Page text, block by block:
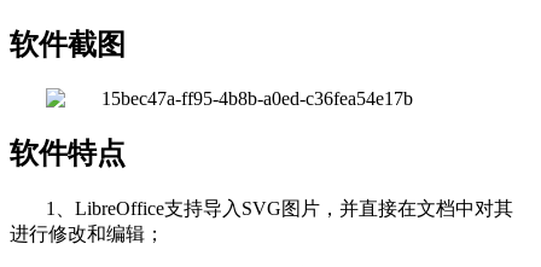
软件截图
软件特点
1、LibreOffice支持导入SVG图片，并直接在文档中对其
进行修改和编辑；